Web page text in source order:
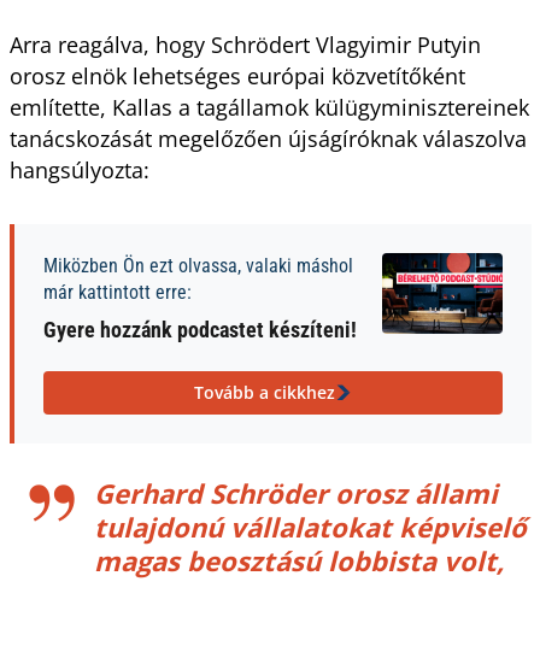
Arra reagálva, hogy Schrödert Vlagyimir Putyin
orosz elnök lehetséges európai közvetítőként
említette, Kallas a tagállamok külügyminisztereinek
tanácskozását megelőzően újságíróknak válaszolva
hangsúlyozta:
Miközben Ön ezt olvassa, valaki máshol
már kattintott erre:
Gyere hozzánk podcastet készíteni!
Tovább a cikkhez
Gerhard Schröder orosz állami
tulajdonú vállalatokat képviselő
magas beosztású lobbista volt,